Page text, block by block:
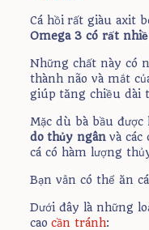
Cá hồi rất giàu axit
Omega 3 có rất
Những chất này có
thành não và mắt
giúp tăng chiều dài
Mặc dù bà bầu được
do thủy ngân và các
cá có hàm lượng
Bạn vẫn có thể ăn
Dưới đây là những
cao cần tránh: